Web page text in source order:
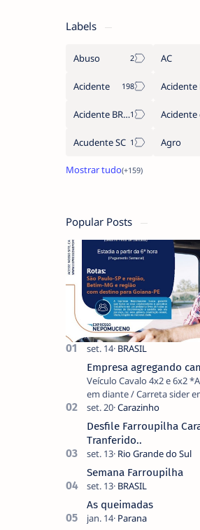
Labels
Abuso AC
Acidente
Acidente BR470
Acudente SC Agro
Popular Posts
Empresa agregando
Veículo Cavalo 4x2 e 6x2
em diante / Carreta sider
Comodato Experiência na
do veículo. Documentação
motorista e veículo em …
Desfile Farroupilha
Tranferido..
Semana Farroupilha
As queimadas